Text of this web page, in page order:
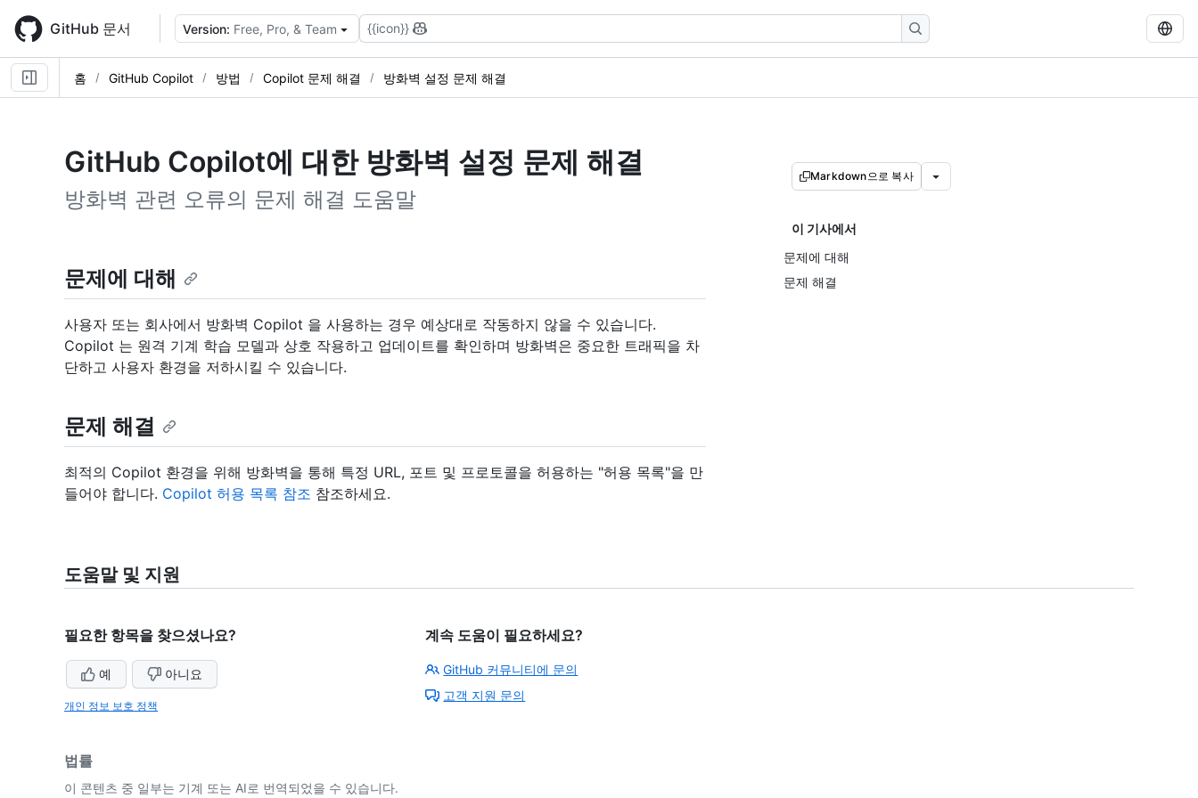
main
content
GitHub 문서 Version: Free, Pro, & Team {{icon}}
홈 GitHub Copilot 방법 Copilot 문제 해결 방화벽 설정 문제 해결
GitHub Copilot에 대한 방화벽 설정 문제 해결
방화벽 관련 오류의 문제 해결 도움말
Markdown으로 복사
이 기사에서
문제에 대해
문제 해결
문제에 대해
사용자 또는 회사에서 방화벽 Copilot 을 사용하는 경우 예상대로 작동하지 않을 수 있습니다.
Copilot 는 원격 기계 학습 모델과 상호 작용하고 업데이트를 확인하며 방화벽은 중요한 트래픽을 차
단하고 사용자 환경을 저하시킬 수 있습니다.
문제 해결
최적의 Copilot 환경을 위해 방화벽을 통해 특정 URL, 포트 및 프로토콜을 허용하는 "허용 목록"을 만
들어야 합니다. Copilot 허용 목록 참조 참조하세요.
도움말 및 지원
필요한 항목을 찾으셨나요?
예 아니요
개인 정보 보호 정책
계속 도움이 필요하세요?
GitHub 커뮤니티에 문의
고객 지원 문의
법률
이 콘텐츠 중 일부는 기계 또는 AI로 번역되었을 수 있습니다.